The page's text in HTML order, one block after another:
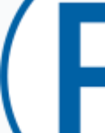
GEMONA DEL FRIULI